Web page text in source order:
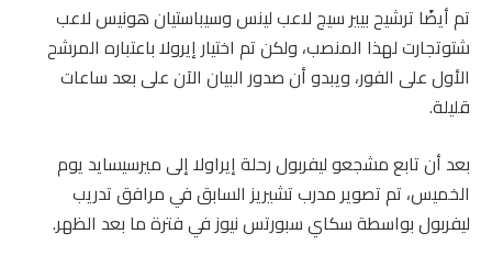
تم أيضًا ترشيح بيير سيج لاعب لينس وسيباستيان هونيس لاعب
شتوتجارت لهذا المنصب، ولكن تم اختيار إيرولا باعتباره المرشح
الأول على الفور، ويبدو أن صدور البيان الآن على بعد ساعات
قليلة.
بعد أن تابع مشجعو ليفربول رحلة إيراولا إلى ميرسيسايد يوم
الخميس، تم تصوير مدرب تشيريز السابق في مرافق تدريب
ليفربول بواسطة سكاي سبورتس نيوز في فترة ما بعد الظهر.